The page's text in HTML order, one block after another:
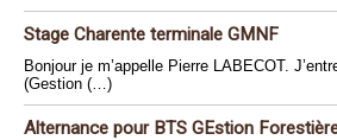
Stage Charente terminale GMNF
Bonjour je m’appelle Pierre LABECOT.
(Gestion (…)
Alternance pour BTS GEstion